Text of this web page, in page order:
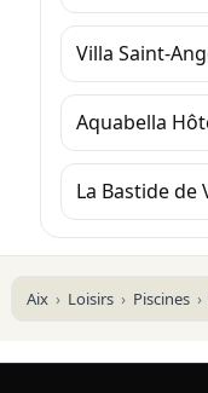
Villa Saint-
Aquabella
La Bastide de
Aix Loisirs Piscines